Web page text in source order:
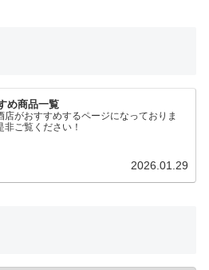
め商品一覧
店がおすすめするページになっておりま
非ご覧ください！
2026.01.29